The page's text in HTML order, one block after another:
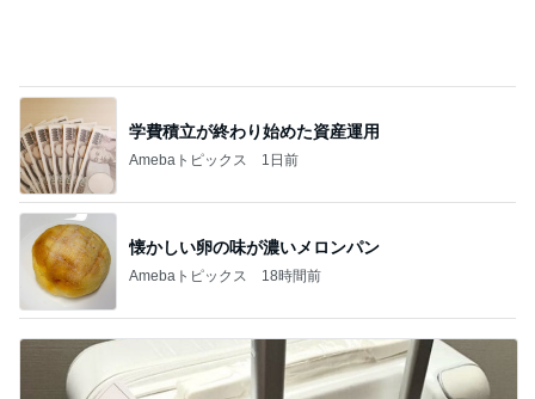
旅行で便利すぎたキャリーケース
Amebaトピックス
記事を読む